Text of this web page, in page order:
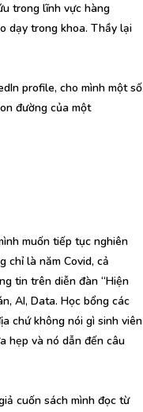
trong lĩnh vực hàng
dạy trong khoa. Thầy lại
profile, cho mình một số
đường của một
muốn tiếp tục nghiên
chỉ là năm Covid, cả
tin trên diễn đàn “Hiện
AI, Data. Học bổng các
chứ không nói gì sinh viên
hẹp và nó dẫn đến câu
cuốn sách mình đọc từ